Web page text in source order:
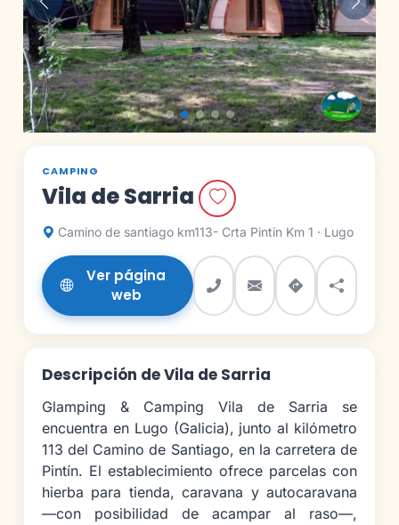
Anterior
CAMPING
Vila de Sarria
Camino de santiago km113- Crta Pintin Km 1 · Lugo
Ver página
web
Descripción de Vila de Sarria
Glamping & Camping Vila de Sarria se
encuentra en Lugo (Galicia), junto al kilómetro
113 del Camino de Santiago, en la carretera de
Pintín. El establecimiento ofrece parcelas con
hierba para tienda, caravana y autocaravana
—con posibilidad de acampar al raso—,